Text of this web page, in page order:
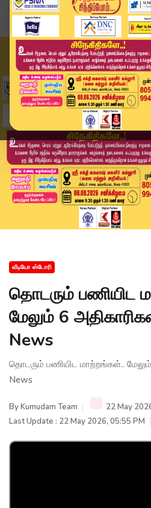
Home
வீடியோ ஸ்டோரி
தொடரும் பணியிட மாற்றங்கள்..
வீடியோ ஸ்டோரி
தொடரும் பணியிட
மேலும் 6
News
தொடரும் பணியிட மாற்றங்கள்..
News
ByKumudam Team
22 May
Last Update : 22 May 2026, 05:55 PM